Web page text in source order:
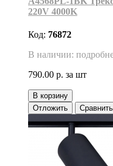
220V 4000K
Код: 76872
В наличии:
790.00 р. за шт
В корзину
Отложить
Сравнить